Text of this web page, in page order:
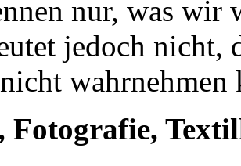
nur, was wir
jedoch nicht,
wahrnehmen
Fotografie,